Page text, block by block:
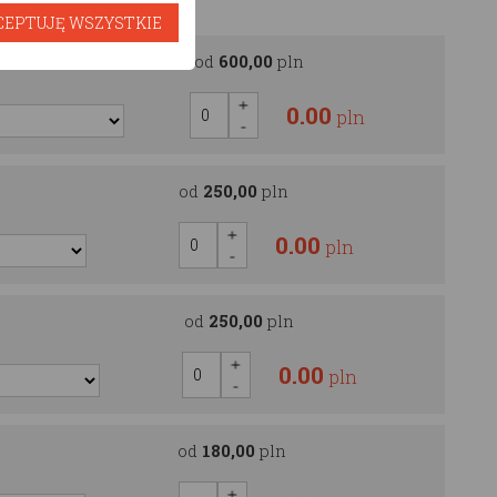
od 600,00 pln
0.00 pln
od 250,00 pln
0.00 pln
od 250,00 pln
0.00 pln
od 180,00 pln
WSZYSTKIE